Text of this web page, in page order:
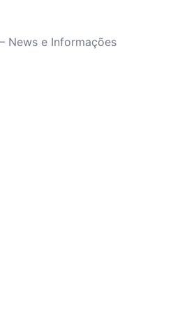
News e Informações